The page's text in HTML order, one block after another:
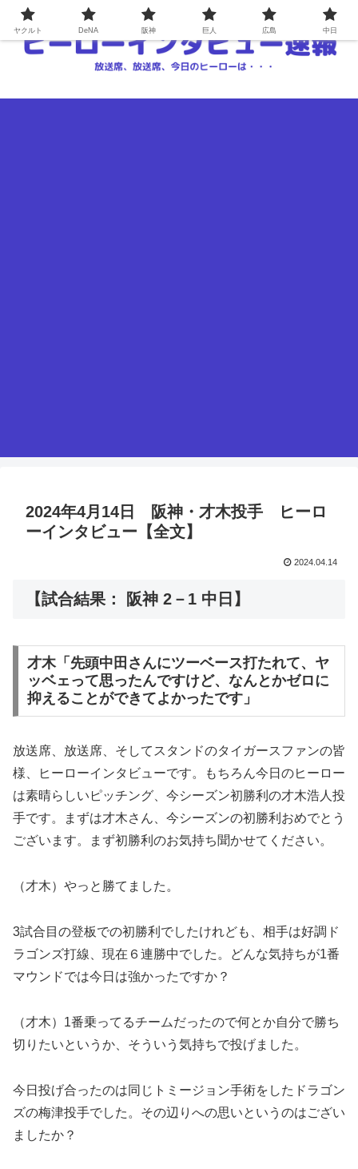
2024年4月14日 阪神・才木投手 ヒーロ
ーインタビュー【全文】
2024.04.14
【試合結果： 阪神 2－1 中日】
才木「先頭中田さんにツーベース打たれて、ヤ
ッベェって思ったんですけど、なんとかゼロに
抑えることができてよかったです」
放送席、放送席、そしてスタンドのタイガースファンの皆
様、ヒーローインタビューです。もちろん今日のヒーロー
は素晴らしいピッチング、今シーズン初勝利の才木浩人投
手です。まずは才木さん、今シーズンの初勝利おめでとう
ございます。まず初勝利のお気持ち聞かせてください。
（才木）やっと勝てました。
3試合目の登板での初勝利でしたけれども、相手は好調ド
ラゴンズ打線、現在６連勝中でした。どんな気持ちが1番
マウンドでは今日は強かったですか？
（才木）1番乗ってるチームだったので何とか自分で勝ち
切りたいというか、そういう気持ちで投げました。
今日投げ合ったのは同じトミージョン手術をしたドラゴン
ズの梅津投手でした。その辺りへの思いというのはござい
ましたか？
ヤクルト DeNA 阪神 巨人 広島 中日